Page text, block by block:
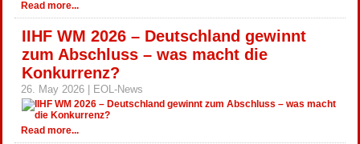
Read more...
IIHF WM 2026 – Deutschland gewinnt
zum Abschluss – was macht die
Konkurrenz?
26. May 2026 | EOL-News
Read more...